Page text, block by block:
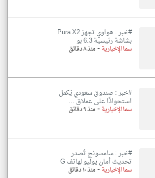
#خبر : هواوي تجهز Pura X2
بشاشة رئيسية 6.3 بو
سما الإخبارية -منذ ٨ دقائق
#خبر : صندوق سعودي يُكمل
استحواذًا على عملاق ...
سما الإخبارية -منذ ٩ دقائق
#خبر : سامسونج تُصدر
تحديث أمان يوليو لهاتف G
سما الإخبارية-منذ ١٠ دقائق